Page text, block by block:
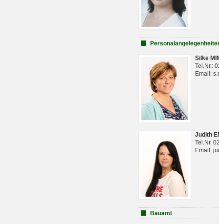
Silke
Tel.Nr.:
Email:
Judith
Tel.Nr.
Email:
Bauamt